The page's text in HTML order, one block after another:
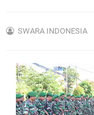
SWARA INDONESIA